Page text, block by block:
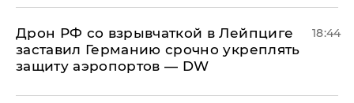
​Дрон РФ со взрывчаткой в Лейпциге
заставил Германию срочно укреплять
защиту аэропортов — DW
18:44